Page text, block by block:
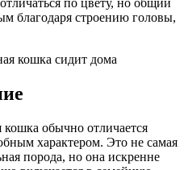
по цвету, но общий
благодаря строению головы,
кошка обычно отличается
характером. Это не самая
порода, но она искренне